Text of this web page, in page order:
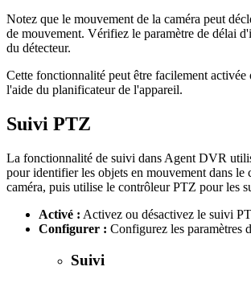
Notez que le mouvement de la caméra peut
de mouvement. Vérifiez le paramètre de délai
du détecteur.
Cette fonctionnalité peut être facilement activée
l'aide du planificateur de l'appareil.
Suivi PTZ
La fonctionnalité de suivi dans Agent DVR
pour identifier les objets en mouvement dans le
caméra, puis utilise le contrôleur PTZ pour les
Activé : Activez ou désactivez le suivi
Configurer : Configurez les paramètres
Suivi